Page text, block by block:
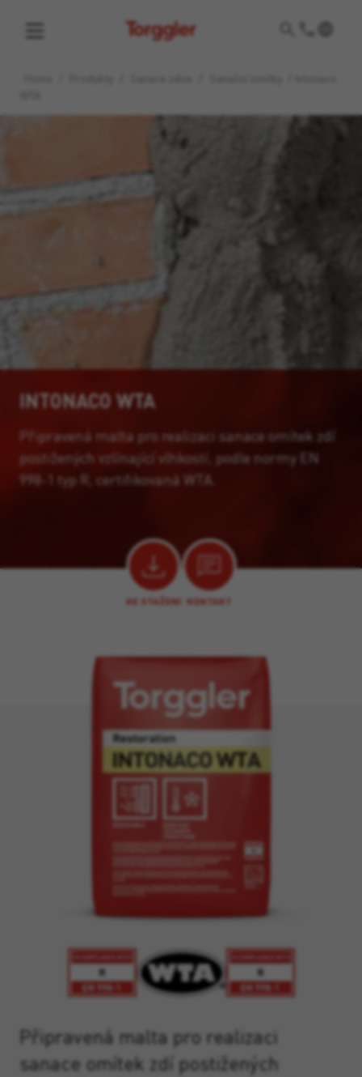
Torggler
INTONACO WTA
Připravená malta pro realizaci sanace omítek zdí
postižených vzlínající vlhkostí, podle normy EN
998-1 typ R, certifikovaná WTA.
KE STAŽENÍ KONTAKT
Připravená malta pro realizaci
sanace omítek zdí postižených